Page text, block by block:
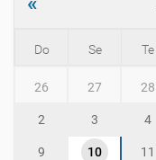
Do Se Te
26 27 28
2 3 4
9 10 11